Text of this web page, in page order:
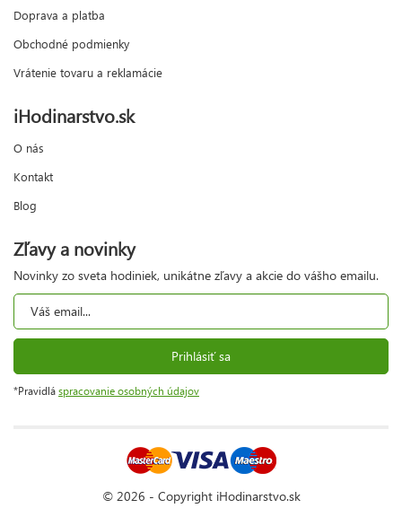
Doprava a platba
Obchodné podmienky
Vrátenie tovaru a reklamácie
iHodinarstvo.sk
O nás
Kontakt
Blog
Zľavy a novinky
Novinky zo sveta hodiniek, unikátne zľavy a akcie do vášho emailu.
Prihlásiť sa
*Pravidlá spracovanie osobných údajov
© 2026 - Copyright iHodinarstvo.sk